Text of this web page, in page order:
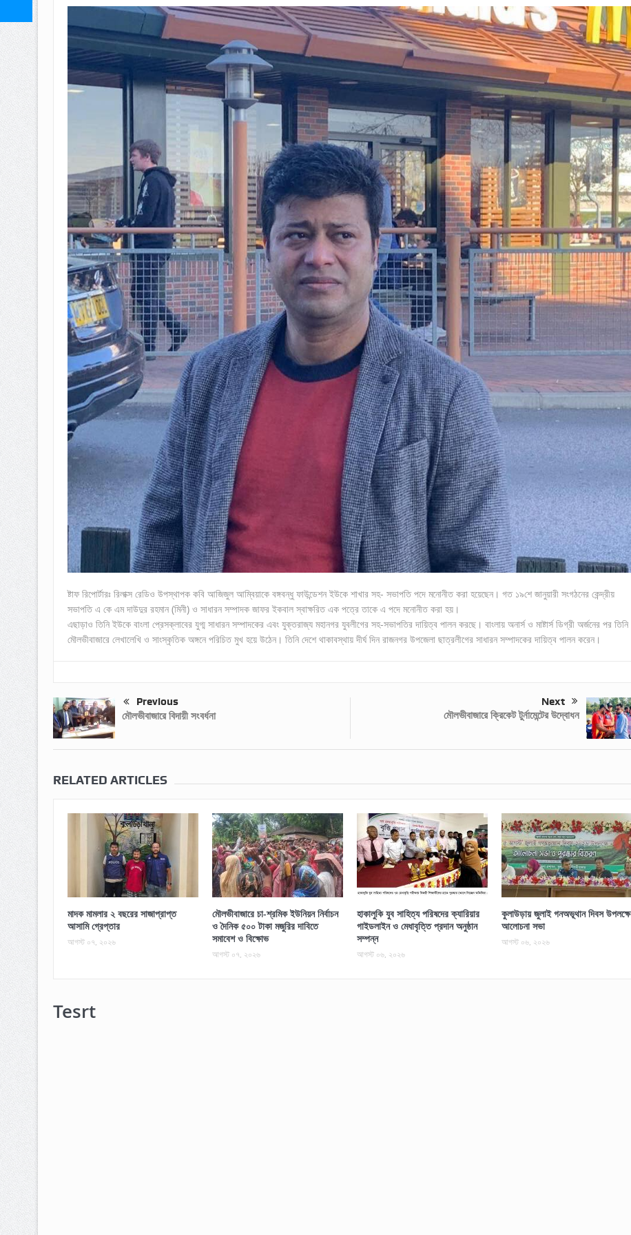
ষ্টাফ রিপোর্টারঃ রিলাক্স রেডিও উপস্থাপক কবি আজিজুল আম্বিয়াকে বঙ্গবন্ধু ফাউন্ডেশন ইউকে শাখার সহ- সভাপতি পদে মনোনীত করা হয়েছেন। গত ১৯শে জানুয়ারী সংগঠনের কেন্দ্রীয়
সভাপতি এ কে এম দাউদুর রহমান (মিনী) ও সাধারন সম্পাদক জাফর ইকবাল স্বাক্ষরিত এক পত্রে তাকে এ পদে মনোনীত করা হয়।
এছাড়াও তিনি ইউকে বাংলা প্রেসক্লাবের যুগ্ম সাধারন সম্পাদকের এবং যুক্তরাজ্য মহানগর যুবলীগের সহ-সভাপতির দায়িত্ব পালন করছে। বাংলায় অনার্স ও মাষ্টার্স ডিগ্রী অর্জনের পর তিনি
মৌলভীবাজারে লেখালেখি ও সাংস্কৃতিক অঙ্গনে পরিচিত মুখ হয়ে উঠেন। তিনি দেশে থাকাবস্থায় দীর্ঘ দিন রাজনগর উপজেলা ছাত্রলীগের সাধারন সম্পাদকের দায়িত্ব পালন করেন।
Previous
মৌলভীবাজারে বিদায়ী সংবর্ধনা
Next
মৌলভীবাজারে ক্রিকেট টুর্নামেন্টের উদ্বোধন
RELATED ARTICLES
মাদক মামলার ২ বছরের সাজাপ্রাপ্ত
আসামি গ্রেপ্তার
আগস্ট ০৭, ২০২৬
মৌলভীবাজারে চা-শ্রমিক ইউনিয়ন নির্বাচন
ও দৈনিক ৫০০ টাকা মজুরির দাবিতে
সমাবেশ ও বিক্ষোভ
আগস্ট ০৭, ২০২৬
হাকালুকি যুব সাহিত্য পরিষদের ক্যারিয়ার
গাইডলাইন ও মেধাবৃত্তি প্রদান অনুষ্ঠান
সম্পন্ন
আগস্ট ০৬, ২০২৬
কুলাউড়ায় জুলাই গনঅভূথান দিবস উপলক্ষে
আলোচনা সভা
আগস্ট ০৬, ২০২৬
Tesrt